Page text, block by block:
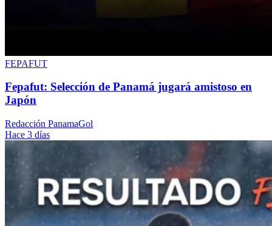
FEPAFUT
Fepafut: Selección de Panamá jugará amistoso en
Japón
Redacción PanamaGol
Hace 3 días